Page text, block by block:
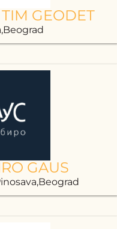
GEODET
GAUS